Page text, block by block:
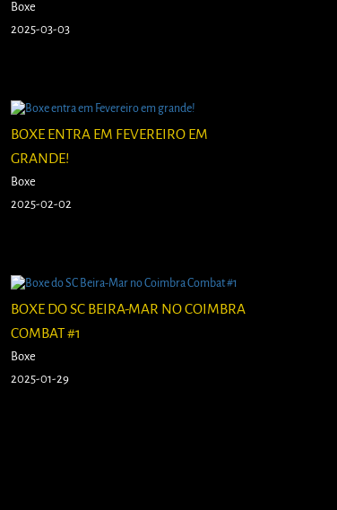
Boxe
2025-03-03
BOXE ENTRA EM FEVEREIRO EM
GRANDE!
Boxe
2025-02-02
BOXE DO SC BEIRA-MAR NO COIMBRA
COMBAT #1
Boxe
2025-01-29